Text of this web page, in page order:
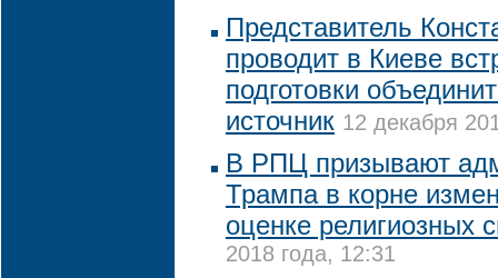
Представитель
проводит в Киеве
подготовки
источник 12 декабря
В РПЦ призывают
Трампа в корне
оценке религиозных
2018 года, 12:31